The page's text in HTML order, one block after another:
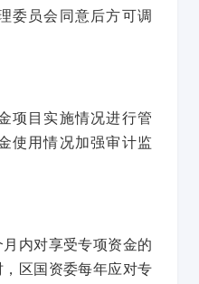
委员会同意后方可调
项目实施情况进行管
使用情况加强审计监
内对享受专项资金的
区国资委每年应对专